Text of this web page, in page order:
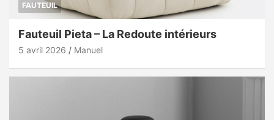
FAUTEUIL
Fauteuil Pieta – La Redoute intérieurs
5 avril 2026 Manuel